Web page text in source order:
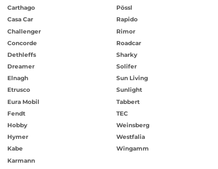
Carthago
Casa Car
Challenger
Concorde
Dethleffs
Dreamer
Elnagh
Etrusco
Eura Mobil
Fendt
Hobby
Hymer
Kabe
Karmann
Pössl
Rapido
Rimor
Roadcar
Sharky
Solifer
Sun Living
Sunlight
Tabbert
TEC
Weinsberg
Westfalia
Wingamm